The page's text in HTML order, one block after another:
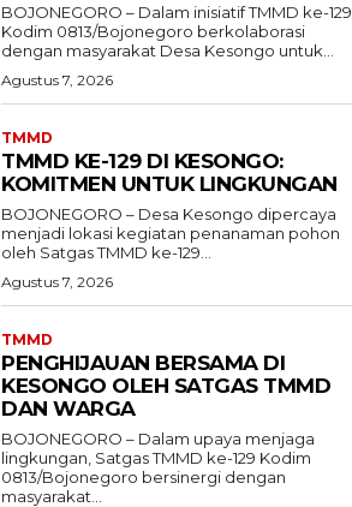
BOJONEGORO – Dalam inisiatif TMMD ke-129,
Kodim 0813/Bojonegoro berkolaborasi
dengan masyarakat Desa Kesongo untuk...
Agustus 7, 2026
TMMD
TMMD KE-129 DI KESONGO:
KOMITMEN UNTUK LINGKUNGAN
BOJONEGORO – Desa Kesongo dipercaya
menjadi lokasi kegiatan penanaman pohon
oleh Satgas TMMD ke-129...
Agustus 7, 2026
TMMD
PENGHIJAUAN BERSAMA DI
KESONGO OLEH SATGAS TMMD
DAN WARGA
BOJONEGORO – Dalam upaya menjaga
lingkungan, Satgas TMMD ke-129 Kodim
0813/Bojonegoro bersinergi dengan
masyarakat...